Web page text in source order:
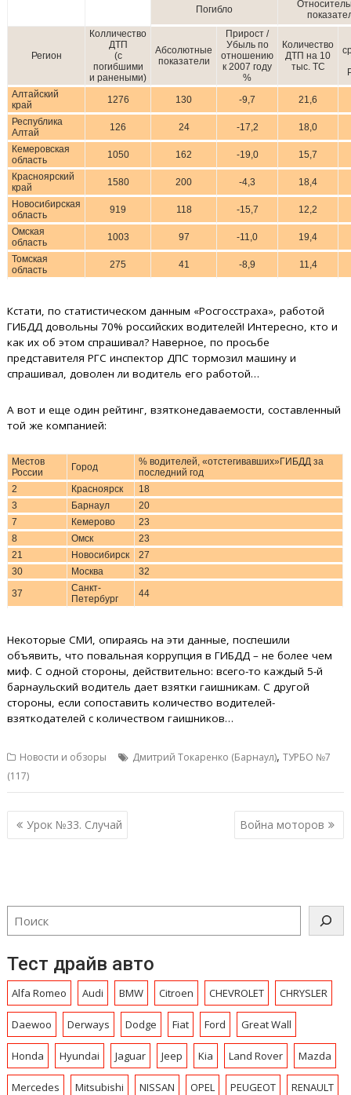
Погибло
Регион
Колличество
ДТП
(с
погибшими
и ранеными)
Абсолютные
показатели
Прирост /
Убыль по
отношению
к 2007 году
%
Количество
ДТП на 10
тыс. ТС
Алтайский
край
1276 130 -9,7
21,6
Республика
Алтай
126 24 -17,2
18,0
Кемеровская
область
1050 162 -19,0
15,7
Красноярский
край
1580 200 -4,3 18,4
Новосибирская
область
919 118 -15,7
12,2
Омская
область
1003 97 -11,0 19,4
Томская
область
275 41 -8,9 11,4
Кстати, по статистическом данным «Росгосстраха», работой
ГИБДД довольны 70% российских водителей! Интересно, кто и
как их об этом спрашивал? Наверное, по просьбе
представителя РГС инспектор ДПС тормозил машину и
спрашивал, доволен ли водитель его работой…
А вот и еще один рейтинг, взятконедаваемости, составленный
той же компанией:
Местов
России
Город
% водителей, «отстегивавших»ГИБДД за
последний год
2
Красноярск
18
3
Барнаул
20
7
Кемерово
23
8
Омск
23
21
Новосибирск
27
30
Москва
32
37
Санкт-
Петербург
44
Некоторые СМИ, опираясь на эти данные, поспешили
объявить, что повальная коррупция в ГИБДД – не более чем
миф. С одной стороны, действительно: всего-то каждый 5-й
барнаульский водитель дает взятки гаишникам. С другой
стороны, если сопоставить количество водителей-
взяткодателей с количеством гаишников…
Новости и обзоры Дмитрий Токаренко (Барнаул),ТУРБО №7
(117)
Навигация
по
Урок №33. Случай Война моторов
Тест драйв авто
Alfa Romeo Audi BMW Citroen CHEVROLET CHRYSLЕR
Daewoo Derways Dodge Fiat Ford Great Wall
Honda Hyundai Jaguar Jeep Kia Land Rover Mazda
Mercedes Mitsubishi NISSAN OPEL PEUGEOT RENAULT